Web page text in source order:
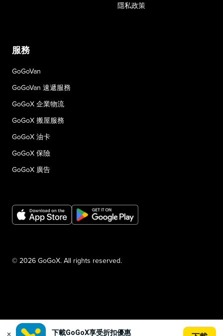
服務
GoGoVan
GoGoVan 速遞服務
GoGoX 企業物流
GoGoX 搬屋服務
GoGoX 油卡
GoGoX 保險
GoGoX 廣告
隱私政策
© 2026 GoGoX. All rights reserved.
下載GoGoX享受折扣優惠